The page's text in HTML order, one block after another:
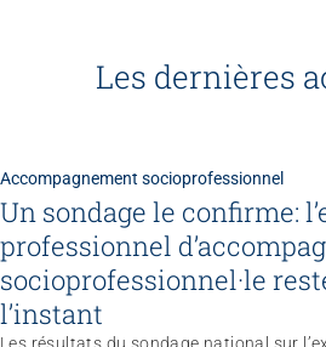
Les dernières
Accompagnement socioprofessionnel
Un sondage le confirme:
professionnel
socioprofessionnel·le
l’instant